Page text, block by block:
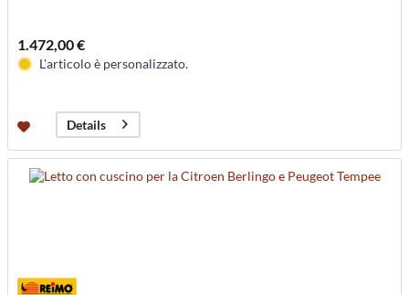
1.472,00 €
L'articolo è personalizzato.
Details